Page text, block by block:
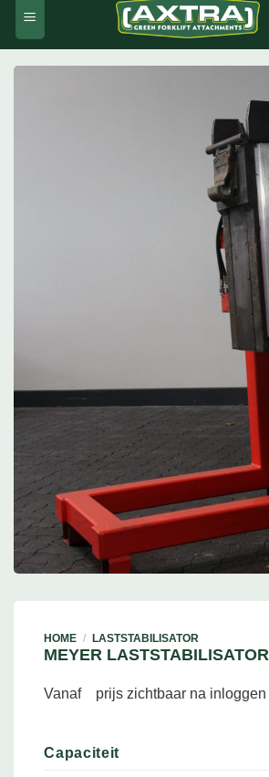
HOME / LASTSTABILISATOR
MEYER LASTSTABILISATOR
Vanaf prijs zichtbaar na inloggen
Capaciteit